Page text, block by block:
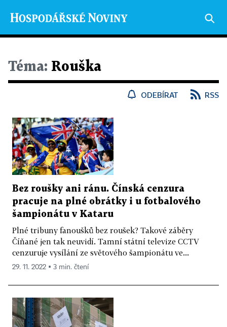
Téma: Rouška
ODEBÍRAT RSS
Bez roušky ani ránu. Čínská cenzura
pracuje na plné obrátky i u fotbalového
šampionátu v Kataru
Plné tribuny fanoušků bez roušek? Takové záběry
Číňané jen tak neuvidí. Tamní státní televize CCTV
cenzuruje vysílání ze světového šampionátu ve...
29. 11. 2022 ▪ 3 min. čtení